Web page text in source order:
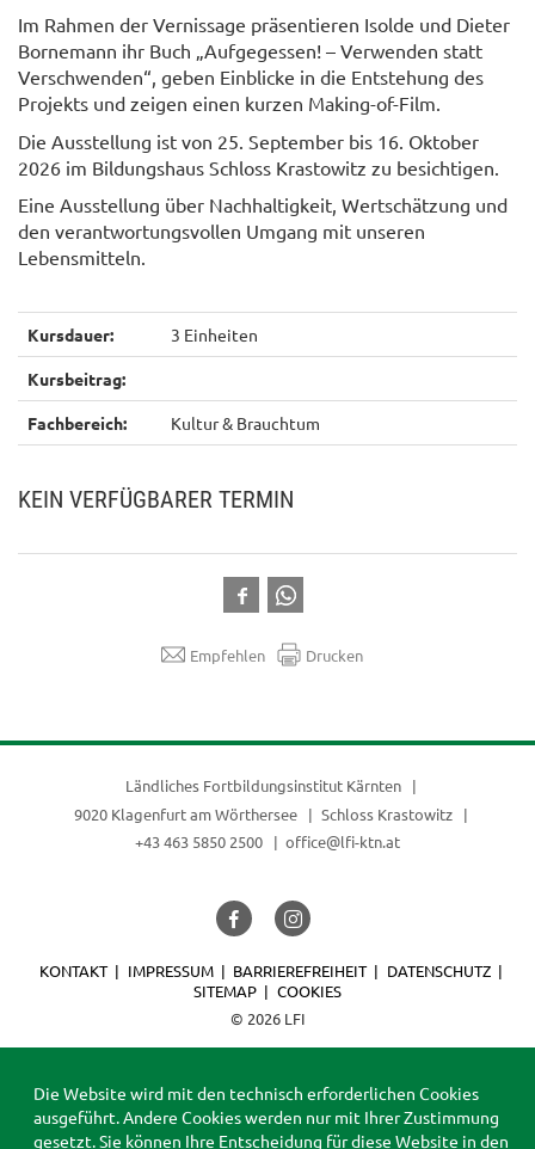
Im Rahmen der Vernissage präsentieren Isolde und Dieter
Bornemann ihr Buch „Aufgegessen! – Verwenden statt
Verschwenden“, geben Einblicke in die Entstehung des
Projekts und zeigen einen kurzen Making-of-Film.
Die Ausstellung ist von 25. September bis 16. Oktober
2026 im Bildungshaus Schloss Krastowitz zu besichtigen.
Eine Ausstellung über Nachhaltigkeit, Wertschätzung und
den verantwortungsvollen Umgang mit unseren
Lebensmitteln.
Kursdauer: 3 Einheiten
Kursbeitrag:
Fachbereich: Kultur & Brauchtum
KEIN VERFÜGBARER TERMIN
Empfehlen Drucken
Ländliches Fortbildungsinstitut Kärnten
9020 Klagenfurt am Wörthersee
Schloss Krastowitz
+43 463 5850 2500
office@lfi-ktn.at
© 2026 LFI
KONTAKT IMPRESSUM BARRIEREFREIHEIT
DATENSCHUTZ
SITEMAP
COOKIES
Die Website wird mit den technisch erforderlichen Cookies
ausgeführt. Andere Cookies werden nur mit Ihrer Zustimmung
gesetzt. Sie können Ihre Entscheidung für diese Website in den